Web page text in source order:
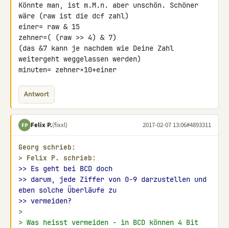
Könnte man, ist m.M.n. aber unschön. Schöner
wäre (raw ist die dcf zahl)
einer= raw & 15
zehner=( (raw >> 4) & 7)
(das &7 kann je nachdem wie Deine Zahl
weitergeht weggelassen werden)
minuten= zehner×10+einer
Antwort
FP Felix P.(fixxl) 2017-02-07 13:06#4893311
Georg schrieb:
> Felix P. schrieb:
>> Es geht bei BCD doch
>> darum, jede Ziffer von 0-9 darzustellen und
eben solche Überläufe zu
>> vermeiden?
>
> Was heisst vermeiden - in BCD können 4 Bit